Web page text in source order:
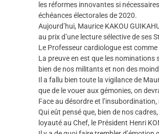
les réformes innovantes si
échéances électorales de 2020.
Aujourd’hui, Maurice KAKOU
au prix d’une lecture sélective de ses
Le Professeur cardiologue est
La preuve en est que les nominations
bien de nos militants et non des
Il a fallu bien toute la vigilance de
que de le vouer aux gémonies, on
Face au désordre et
Qui eût pensé que, bien de nos
loyauté au Chef, le Président Henri